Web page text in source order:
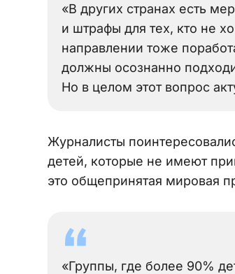
«В других странах есть
и штрафы для тех, кто не
направлении тоже
должны осознанно
Но в целом этот вопрос
Журналисты
детей, которые не имеют
это общепринятая мировая
«Группы, где более 90%